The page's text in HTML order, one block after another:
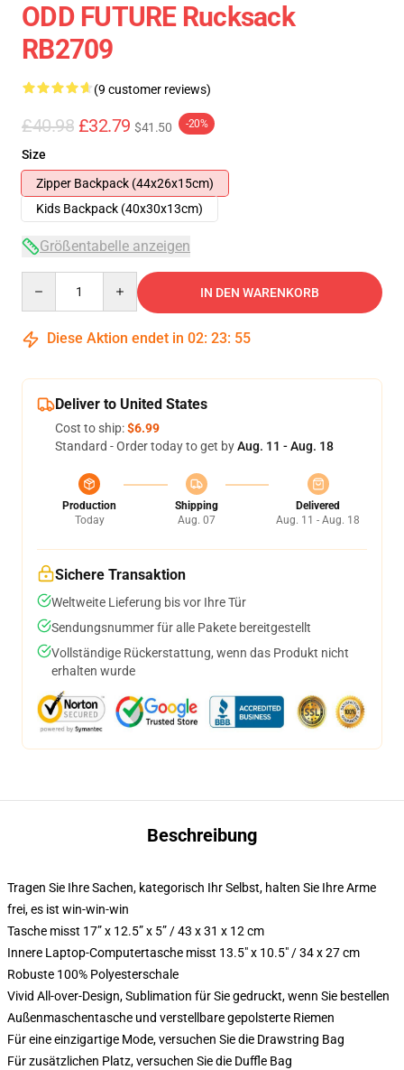
ODD FUTURE Rucksack
RB2709
(9 customer reviews)
£40.98 £32.79 $41.50 -20%
Size
Zipper Backpack (44x26x15cm)
Kids Backpack (40x30x13cm)
Größentabelle anzeigen
IN DEN WARENKORB
Diese Aktion endet in 02: 23: 54
Deliver to United States
Cost to ship:$6.99
Standard - Order today to get byAug. 11 - Aug. 18
Production
Today
Shipping
Aug. 07
Delivered
Aug. 11 - Aug. 18
Sichere Transaktion
Weltweite Lieferung bis vor Ihre Tür
Sendungsnummer für alle Pakete bereitgestellt
Vollständige Rückerstattung, wenn das Produkt nicht
erhalten wurde
Beschreibung
Tragen Sie Ihre Sachen, kategorisch Ihr Selbst, halten Sie Ihre Arme
frei, es ist win-win-win
Tasche misst 17” x 12.5” x 5” / 43 x 31 x 12 cm
Innere Laptop-Computertasche misst 13.5" x 10.5" / 34 x 27 cm
Robuste 100% Polyesterschale
Vivid All-over-Design, Sublimation für Sie gedruckt, wenn Sie bestellen
Außenmaschentasche und verstellbare gepolsterte Riemen
Für eine einzigartige Mode, versuchen Sie die Drawstring Bag
Für zusätzlichen Platz, versuchen Sie die Duffle Bag